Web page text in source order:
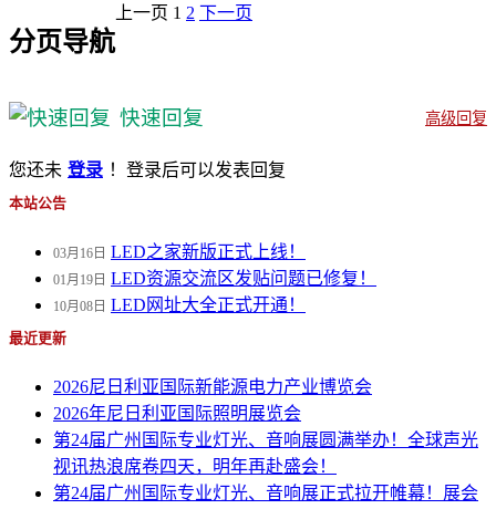
分页导航
上一页 1 2 下一页
快速回复 高级回复
您还未 登录 ！登录后可以发表回复
本站公告
03月16日 LED之家新版正式上线！
01月19日 LED资源交流区发贴问题已修复！
10月08日 LED网址大全正式开通！
最近更新
2026尼日利亚国际新能源电力产业博览会
2026年尼日利亚国际照明展览会
第24届广州国际专业灯光、音响展圆满举办！全球声光
视讯热浪席卷四天，明年再赴盛会！
第24届广州国际专业灯光、音响展正式拉开帷幕！展会